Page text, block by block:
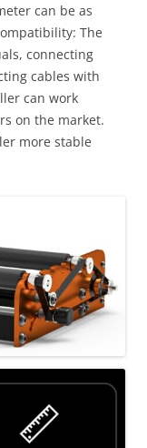
can be as
The
connecting
cables with
can work
on the market.
more stable